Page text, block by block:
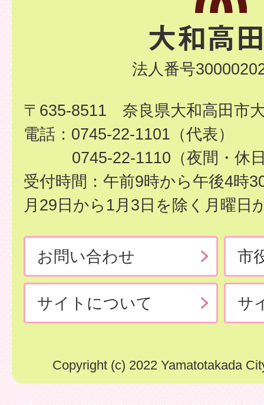
法人番号
〒635-8511 奈良県大和高田市
電話：0745-22-1101（代表）
0745-22-1110（夜間・休
受付時間：午前9時から午後4時
月29日から1月3日を除く月曜日
お問い合わせ 市
サイトについて サ
Copyright (c) 2022 Yamatotakada